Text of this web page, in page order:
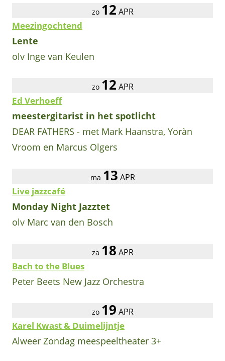
zo 12 APR
Meezingochtend
Lente
olv Inge van Keulen
zo 12 APR
Ed Verhoeff
meestergitarist in het spotlicht
DEAR FATHERS - met Mark Haanstra, Yoràn
Vroom en Marcus Olgers
ma 13 APR
Live jazzcafé
Monday Night Jazztet
olv Marc van den Bosch
za 18 APR
Bach to the Blues
Peter Beets New Jazz Orchestra
zo 19 APR
Karel Kwast & Duimelijntje
Alweer Zondag meespeeltheater 3+